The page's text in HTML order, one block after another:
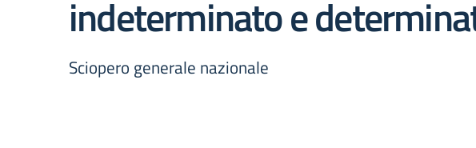
indeterminato e
Sciopero generale nazionale